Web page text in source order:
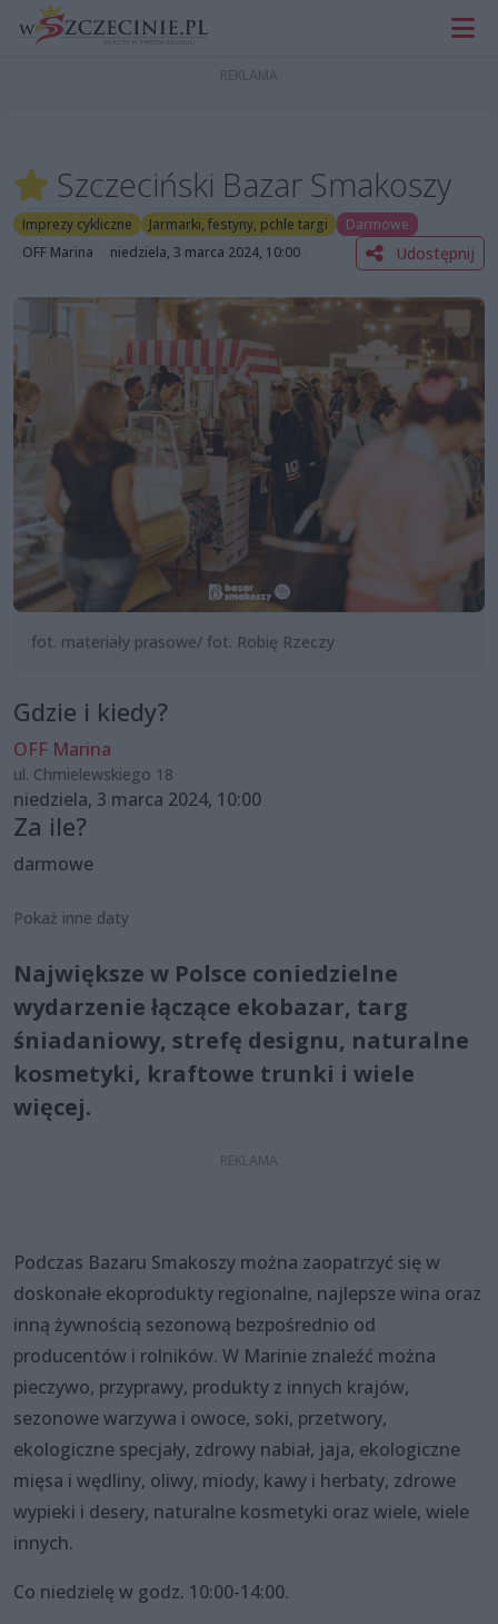
Szczeciński Bazar Smakoszy
Imprezy cykliczne Jarmarki, festyny, pchle targi
Darmowe
OFF Marina
niedziela, 3 marca 2024, 10:00 Udostępnij
fot. materiały prasowe/ fot. Robię Rzeczy
Gdzie i kiedy?
OFF Marina
ul. Chmielewskiego 18
niedziela, 3 marca 2024, 10:00
Za ile?
darmowe
Pokaż inne daty
Największe w Polsce coniedzielne
wydarzenie łączące ekobazar, targ
śniadaniowy, strefę designu, naturalne
kosmetyki, kraftowe trunki i wiele
więcej.
Podczas Bazaru Smakoszy można zaopatrzyć się w
doskonałe ekoprodukty regionalne, najlepsze wina oraz
inną żywnością sezonową bezpośrednio od
producentów i rolników. W Marinie znaleźć można
pieczywo, przyprawy, produkty z innych krajów,
sezonowe warzywa i owoce, soki, przetwory,
ekologiczne specjały, zdrowy nabiał, jaja, ekologiczne
mięsa i wędliny, oliwy, miody, kawy i herbaty, zdrowe
wypieki i desery, naturalne kosmetyki oraz wiele, wiele
innych.
Co niedzielę w godz. 10:00-14:00.